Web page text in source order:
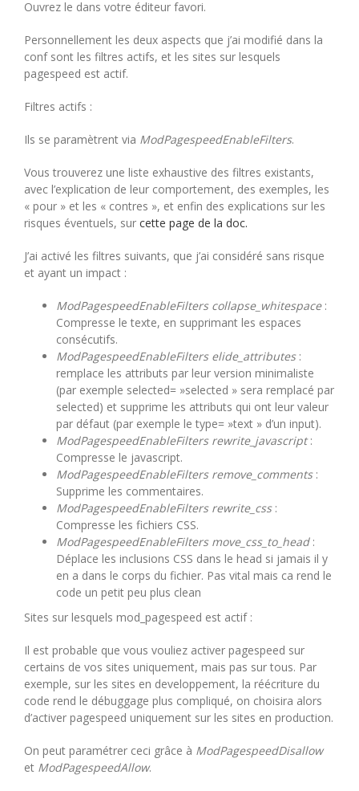
Ouvrez le dans votre éditeur favori.
Personnellement les deux aspects que j’ai modifié dans la
conf sont les filtres actifs, et les sites sur lesquels
pagespeed est actif.
Filtres actifs :
Ils se paramètrent via ModPagespeedEnableFilters.
Vous trouverez une liste exhaustive des filtres existants,
avec l’explication de leur comportement, des exemples, les
« pour » et les « contres », et enfin des explications sur les
risques éventuels, sur cette page de la doc.
J’ai activé les filtres suivants, que j’ai considéré sans risque
et ayant un impact :
ModPagespeedEnableFilters collapse_whitespace:
Compresse le texte, en supprimant les espaces
consécutifs.
ModPagespeedEnableFilters elide_attributes:
remplace les attributs par leur version minimaliste
(par exemple selected= »selected » sera remplacé par
selected) et supprime les attributs qui ont leur valeur
par défaut (par exemple le type= »text » d’un input).
ModPagespeedEnableFilters rewrite_javascript:
Compresse le javascript.
ModPagespeedEnableFilters remove_comments:
Supprime les commentaires.
ModPagespeedEnableFilters rewrite_css:
Compresse les fichiers CSS.
ModPagespeedEnableFilters move_css_to_head:
Déplace les inclusions CSS dans le head si jamais il y
en a dans le corps du fichier. Pas vital mais ca rend le
code un petit peu plus clean
Sites sur lesquels mod_pagespeed est actif :
Il est probable que vous vouliez activer pagespeed sur
certains de vos sites uniquement, mais pas sur tous. Par
exemple, sur les sites en developpement, la réécriture du
code rend le débuggage plus compliqué, on choisira alors
d’activer pagespeed uniquement sur les sites en production.
On peut paramétrer ceci grâce à ModPagespeedDisallow
et ModPagespeedAllow.